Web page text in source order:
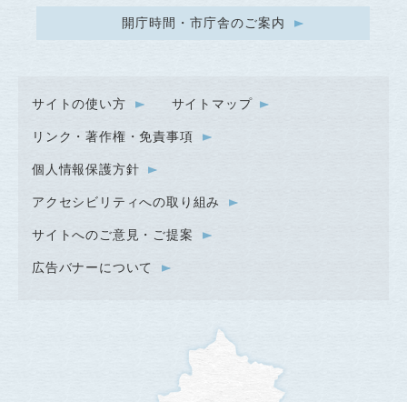
開庁時間・市庁舎のご案内
サイトの使い方 サイトマップ
リンク・著作権・免責事項
個人情報保護方針
アクセシビリティへの取り組み
サイトへのご意見・ご提案
広告バナーについて